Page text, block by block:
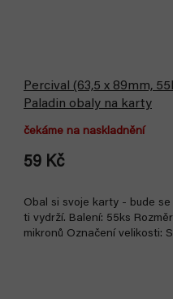
Percival (63,5 x 89mm,
Paladin obaly na karty
čekáme na naskladnění
59 Kč
Obal si svoje karty - bude
ti vydrží. Balení: 55ks
mikronů Označení velikosti: